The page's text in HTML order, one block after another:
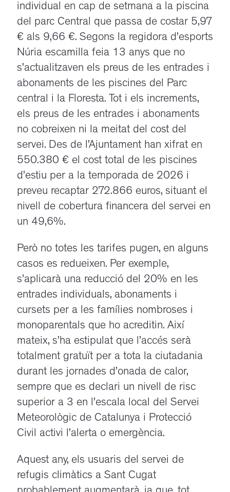
individual en cap de setmana a la piscina
del parc Central que passa de costar 5,97
€ als 9,66 €. Segons la regidora d’esports
Núria escamilla feia 13 anys que no
s’actualitzaven els preus de les entrades i
abonaments de les piscines del Parc
central i la Floresta. Tot i els increments,
els preus de les entrades i abonaments
no cobreixen ni la meitat del cost del
servei. Des de l’Ajuntament han xifrat en
550.380 € el cost total de les piscines
d’estiu per a la temporada de 2026 i
preveu recaptar 272.866 euros, situant el
nivell de cobertura financera del servei en
un 49,6%.
Però no totes les tarifes pugen, en alguns
casos es redueixen. Per exemple,
s’aplicarà una reducció del 20% en les
entrades individuals, abonaments i
cursets per a les famílies nombroses i
monoparentals que ho acreditin. Així
mateix, s’ha estipulat que l’accés serà
totalment gratuït per a tota la ciutadania
durant les jornades d’onada de calor,
sempre que es declari un nivell de risc
superior a 3 en l’escala local del Servei
Meteorològic de Catalunya i Protecció
Civil activi l’alerta o emergència.
Aquest any, els usuaris del servei de
refugis climàtics a Sant Cugat